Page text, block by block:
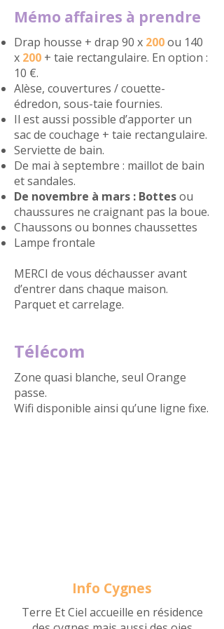
Mémo affaires à prendre
Drap housse + drap 90 x 200ou 140
x 200 + taie rectangulaire. En option :
10 €.
Alèse, couvertures / couette-
édredon, sous-taie fournies.
Il est aussi possible d’apporter un
sac de couchage + taie rectangulaire.
Serviette de bain.
De mai à septembre : maillot de bain
et sandales.
De novembre à mars : Bottesou
chaussures ne craignant pas la boue.
Chaussons ou bonnes chaussettes
Lampe frontale
MERCI de vous déchausser avant
d’entrer dans chaque maison.
Parquet et carrelage.
Télécom
Zone quasi blanche, seul Orange
passe.
Wifi disponible ainsi qu’une ligne fixe.
Info Cygnes
Terre Et Ciel accueille en résidence